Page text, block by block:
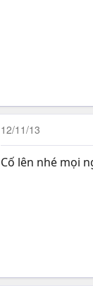
12/11/13
Cố lên nhé mọi